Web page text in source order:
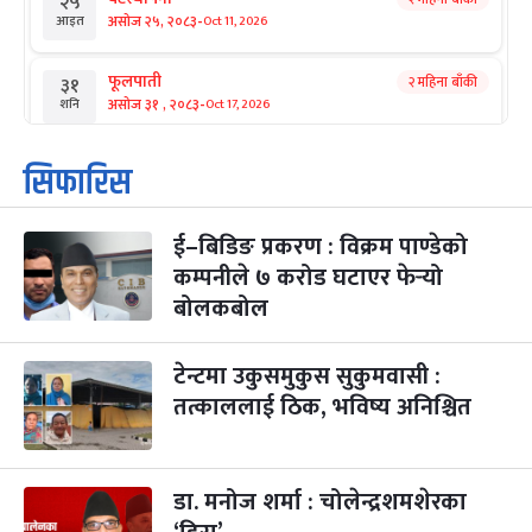
आइत असोज २५, २०८३-Oct 11, 2026
३१
शनि
फूलपाती
असोज ३१ , २०८३-Oct 17, 2026
२ महिना बाँकी
१
आइत
कार्तिक सङ्क्रान्ति
कार्तिक १, २०८३
३
मंगल
महानवमी
कार्तिक ३, २०८३-Oct 20, 2026
२ महिना बाँकी
४
५
बिहि
पापा‌ङ्कुशा एकादशी व्रत
कार्तिक ५, २०८३
२ महिना बाँकी
आइत
कुकुर तिहार
कार्तिक २२, २०८३-Nov 8, 2026
३ महिना बाँकी
सिफारिस
ई–बिडिङ प्रकरण : विक्रम पाण्डेको
कम्पनीले ७ करोड घटाएर फेर्‍यो
बोलकबोल
टेन्टमा उकुसमुकुस सुकुमवासी :
तत्काललाई ठिक, भविष्य अनिश्चित
डा. मनोज शर्मा : चोलेन्द्रशमशेरका